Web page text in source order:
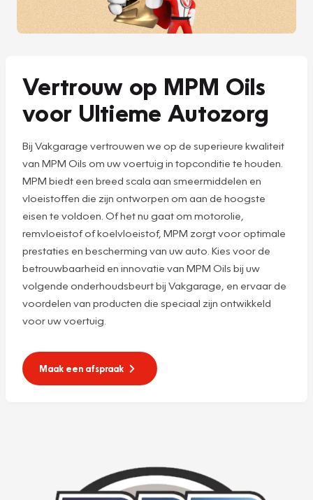
Vertrouw op MPM Oils
voor Ultieme Autozorg
Bij Vakgarage vertrouwen we op de superieure kwaliteit
van MPM Oils om uw voertuig in topconditie te houden.
MPM biedt een breed scala aan smeermiddelen en
vloeistoffen die zijn ontworpen om aan de hoogste
eisen te voldoen. Of het nu gaat om motorolie,
remvloeistof of koelvloeistof, MPM zorgt voor optimale
prestaties en bescherming van uw auto. Kies voor de
betrouwbaarheid en innovatie van MPM Oils bij uw
volgende onderhoudsbeurt bij Vakgarage, en ervaar de
voordelen van producten die speciaal zijn ontwikkeld
voor uw voertuig.
Maak een afspraak